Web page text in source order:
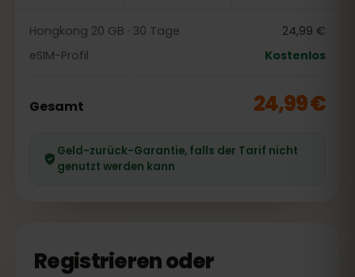
Hongkong 20 GB · 30 Tage
24,99 €
eSIM-Profil
Kostenlos
Gesamt 24,99 €
Geld-zurück-Garantie, falls der Tarif nicht
genutzt werden kann
Registrieren oder